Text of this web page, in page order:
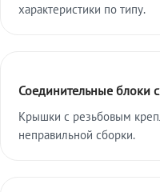
характеристики по типу.
Соединительные блоки
Крышки с резьбовым
неправильной сборки.